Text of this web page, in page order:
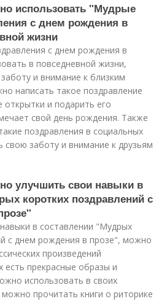
использовать "Мудрые
с днем рождения в
жизни
с днем рождения в
в повседневной жизни,
и внимание к близким
написать такое поздравление
открытки и подарить его
свой день рождения. Также
поздравления в социальных
свою заботу и внимание к друзьям
улучшить свои навыки в
коротких поздравлений с
в составлении "Мудрых
с днем рождения в прозе", можно
произведений
есть прекрасные образы и
использовать в своих
прочитать книги о риторике